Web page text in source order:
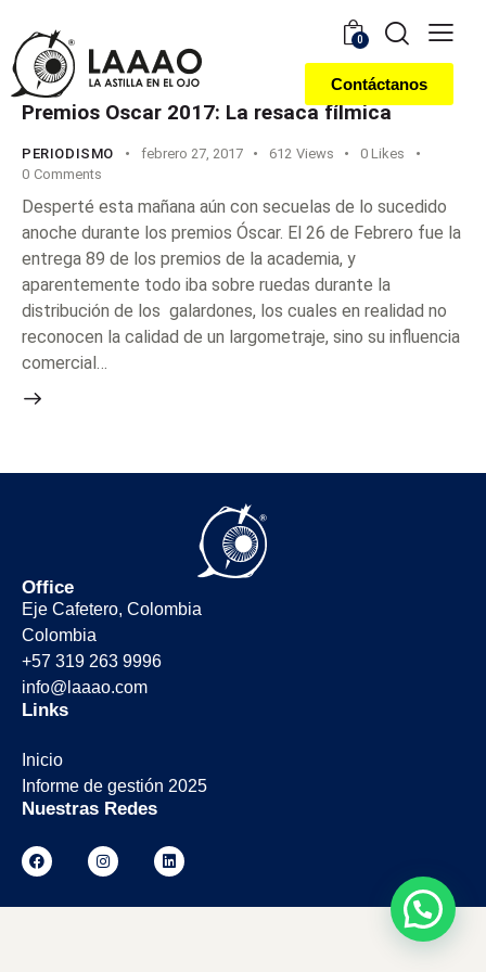
0
Contáctanos
Premios Oscar 2017: La resaca fílmica
PERIODISMO febrero 27, 2017 612 Views 0 Likes
0 Comments
Desperté esta mañana aún con secuelas de lo sucedido
anoche durante los premios Óscar. El 26 de Febrero fue la
entrega 89 de los premios de la academia, y
aparentemente todo iba sobre ruedas durante la
distribución de los galardones, los cuales en realidad no
reconocen la calidad de un largometraje, sino su influencia
comercial…
Office
Eje Cafetero, Colombia
Colombia
+57 319 263 9996
info@laaao.com
Links
Inicio
Informe de gestión 2025
Nuestras Redes